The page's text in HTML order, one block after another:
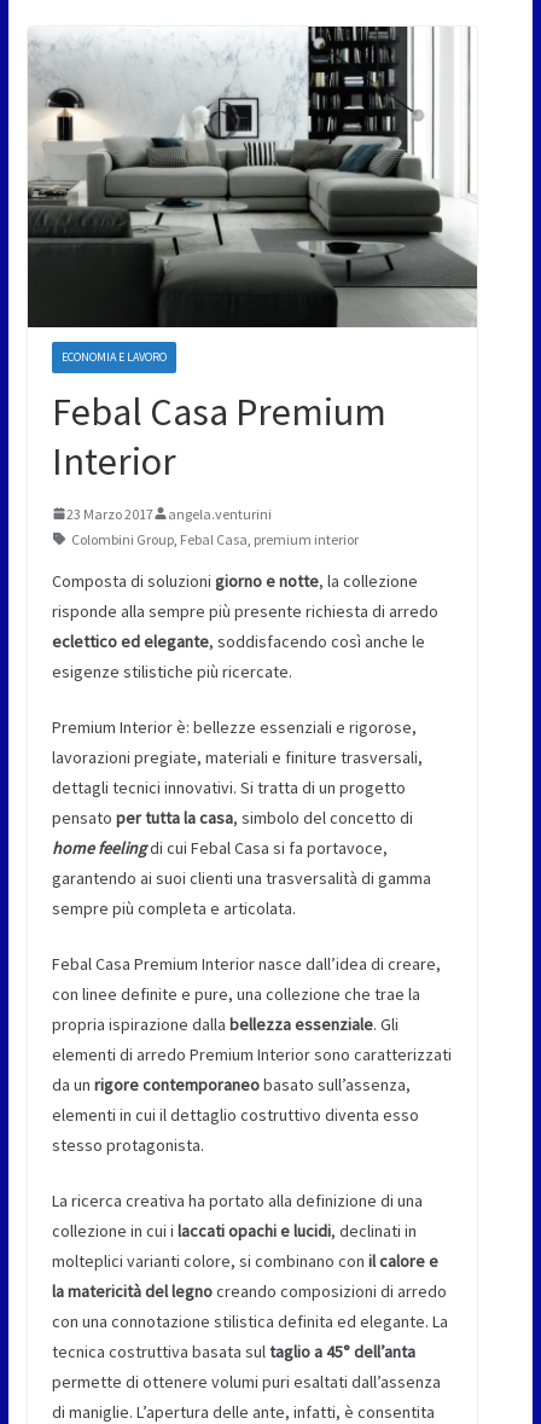
ECONOMIA E LAVORO
Febal Casa Premium
Interior
23 Marzo 2017
angela.venturini
Colombini Group, Febal Casa premium interior
Composta di soluzioni giorno e notte, la collezione
risponde alla sempre più presente richiesta di arredo
eclettico ed elegante, soddisfacendo così anche le
esigenze stilistiche più ricercate.
Premium Interior è: bellezze essenziali e rigorose,
lavorazioni pregiate, materiali e finiture trasversali,
dettagli tecnici innovativi. Si tratta di un progetto
pensato per tutta la casa, simbolo del concetto di
home feelingdi cui Febal Casa si fa portavoce,
garantendo ai suoi clienti una trasversalità di gamma
sempre più completa e articolata.
Febal Casa Premium Interior nasce dall’idea di creare,
con linee definite e pure, una collezione che trae la
propria ispirazione dalla bellezzaessenziale. Gli
elementi di arredo Premium Interior sono caratterizzati
da un rigore contemporaneobasato sull’assenza,
elementi in cui il dettaglio costruttivo diventa esso
stesso protagonista.
La ricerca creativa ha portato alla definizione di una
collezione in cui i laccati opachi e lucidi, declinati in
molteplici varianti colore, si combinano con il calore e
la matericità del legnocreando composizioni di arredo
con una connotazione stilistica definita ed elegante. La
tecnica costruttiva basata sultaglio a 45° dell’anta
permette di ottenere volumi puri esaltati dall’assenza
di maniglie. L’apertura delle ante, infatti, è consentita